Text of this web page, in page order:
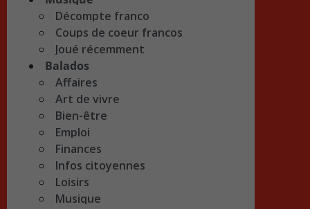
Décompte franco
Coups de coeur francos
Joué récemment
Balados
Affaires
Art de vivre
Bien-être
Emploi
Finances
Infos citoyennes
Loisirs
Musique